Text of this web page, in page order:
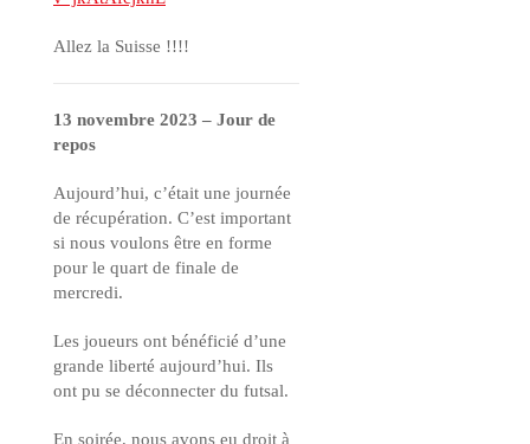
Allez la Suisse !!!!
13 novembre 2023 – Jour de
repos
Aujourd’hui, c’était une journée
de récupération. C’est important
si nous voulons être en forme
pour le quart de finale de
mercredi.
Les joueurs ont bénéficié d’une
grande liberté aujourd’hui. Ils
ont pu se déconnecter du futsal.
En soirée, nous avons eu droit à